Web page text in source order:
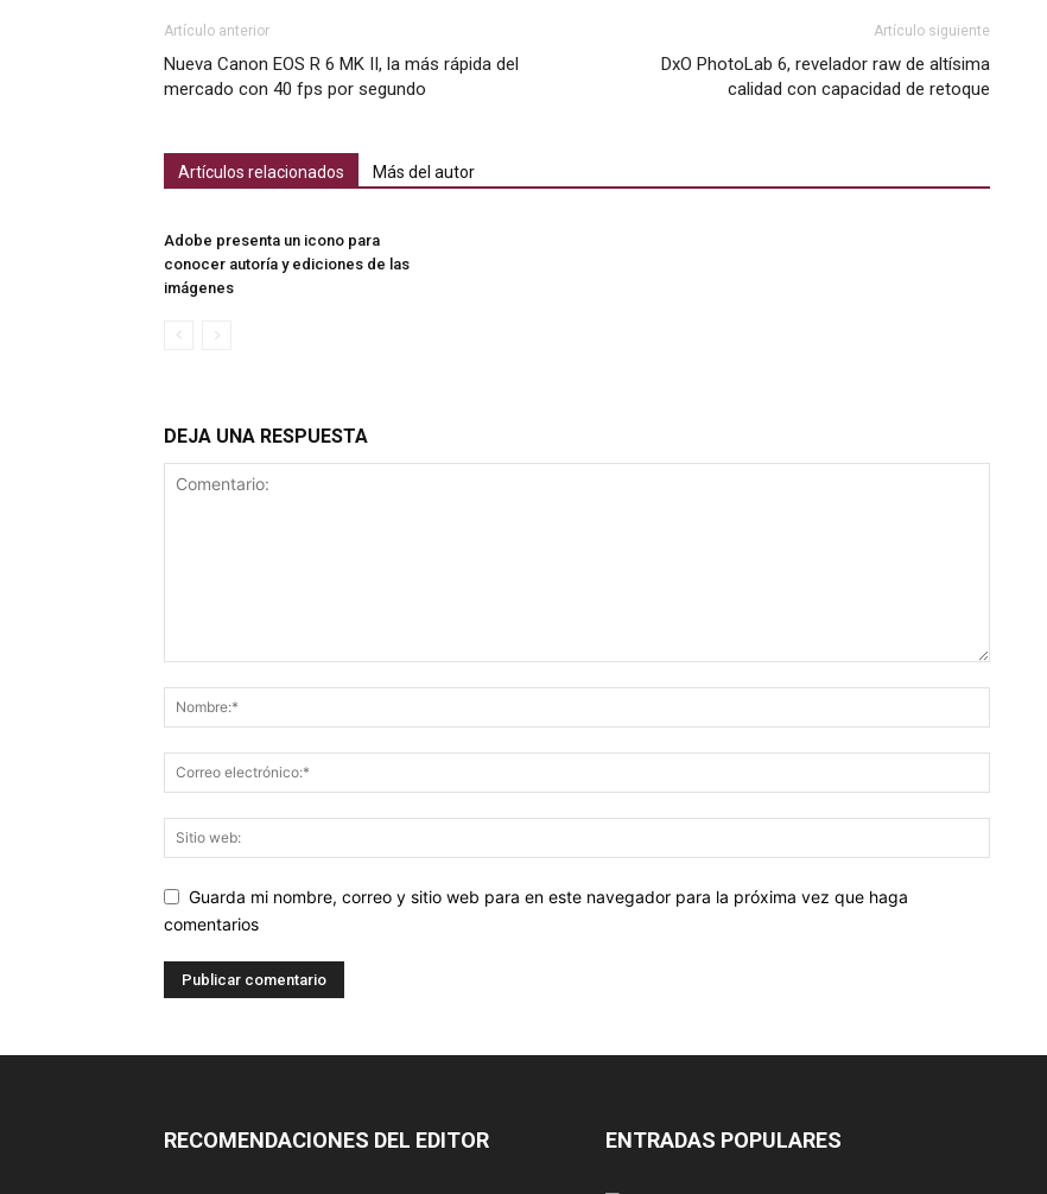
Artículo anterior
Nueva Canon EOS R 6 MK II, la más rápida del
mercado con 40 fps por segundo
Artículo siguiente
DxO PhotoLab 6, revelador raw de altísima
calidad con capacidad de retoque
Artículos relacionados Más del autor
Adobe presenta un icono para
conocer autoría y ediciones de las
imágenes
DEJA UNA RESPUESTA
Guarda mi nombre, correo y sitio web para en este navegador para la próxima vez que haga
comentarios
RECOMENDACIONES DEL EDITOR ENTRADAS POPULARES